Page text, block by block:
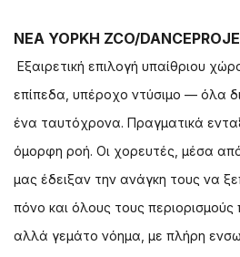
ΝΕΑ ΥΟΡΚΗ ZCO/
Εξαιρετική επιλογή υπαίθριου
επίπεδα, υπέροχο ντύσιμο — όλα
ένα ταυτόχρονα. Πραγματικά
όμορφη ροή. Οι χορευτές, μέσα
μας έδειξαν την ανάγκη τους να
πόνο και όλους τους
αλλά γεμάτο νόημα, με πλήρη